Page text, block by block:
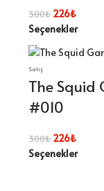
300₺226₺
Seçenekler
Satış
The Squid
#010
300₺226₺
Seçenekler